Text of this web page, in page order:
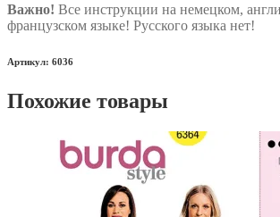
Важно! Все инструкции на немецком,
французском языке! Русского языка нет!
Артикул: 6036
Похожие товары